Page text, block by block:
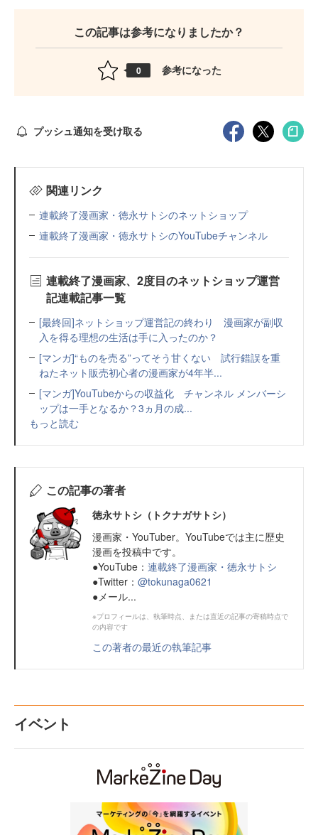
この記事は参考になりましたか？
0 参考になった
プッシュ通知を受け取る
関連リンク
連載終了漫画家・徳永サトシのネットショップ
連載終了漫画家・徳永サトシのYouTubeチャンネル
連載終了漫画家、2度目のネットショップ運営
記連載記事一覧
[最終回]ネットショップ運営記の終わり 漫画家が副収
入を得る理想の生活は手に入ったのか？
[マンガ]“ものを売る”ってそう甘くない 試行錯誤を重
ねたネット販売初心者の漫画家が4年半...
[マンガ]YouTubeからの収益化 チャンネル メンバーシ
ップは一手となるか？3ヵ月の成...
もっと読む
この記事の著者
徳永サトシ（トクナガサトシ）
漫画家・YouTuber。YouTubeでは主に歴史
漫画を投稿中です。
●YouTube： 連載終了漫画家・徳永サトシ
●Twitter： @tokunaga0621
●メール...
※プロフィールは、執筆時点、または直近の記事の寄稿時点で
の内容です
この著者の最近の執筆記事
イベント